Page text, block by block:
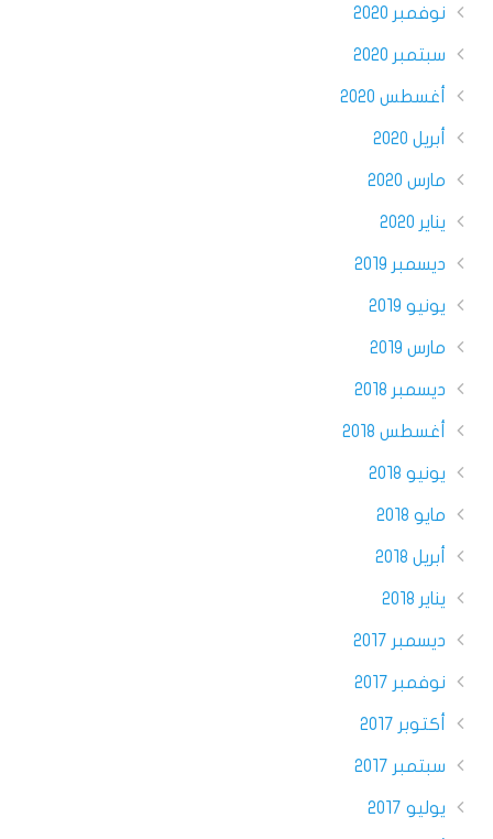
نوفمبر 2020
سبتمبر 2020
أغسطس 2020
أبريل 2020
مارس 2020
يناير 2020
ديسمبر 2019
يونيو 2019
مارس 2019
ديسمبر 2018
أغسطس 2018
يونيو 2018
مايو 2018
أبريل 2018
يناير 2018
ديسمبر 2017
نوفمبر 2017
أكتوبر 2017
سبتمبر 2017
يوليو 2017